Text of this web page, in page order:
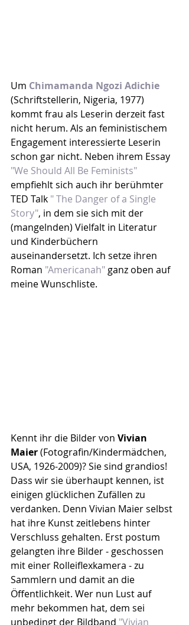
Um Chimamanda Ngozi Adichie
(Schriftstellerin, Nigeria, 1977)
kommt frau als Leserin derzeit fast
nicht herum. Als an feministischem
Engagement interessierte Leserin
schon gar nicht. Neben ihrem Essay
"We Should All Be Feminists"
empfiehlt sich auch ihr berühmter
TED Talk " The Danger of a Single
Story", in dem sie sich mit der
(mangelnden) Vielfalt in Literatur
und Kinderbüchern
auseinandersetzt. Ich setze ihren
Roman "Americanah" ganz oben auf
meine Wunschliste.
Kennt ihr die Bilder von Vivian
Maier (Fotografin/Kindermädchen,
USA, 1926-2009)? Sie sind grandios!
Dass wir sie überhaupt kennen, ist
einigen glücklichen Zufällen zu
verdanken. Denn Vivian Maier selbst
hat ihre Kunst zeitlebens hinter
Verschluss gehalten. Erst postum
gelangten ihre Bilder - geschossen
mit einer Rolleiflexkamera - zu
Sammlern und damit an die
Öffentlichkeit. Wer nun Lust auf
mehr bekommen hat, dem sei
unbedingt der Bildband "Vivian